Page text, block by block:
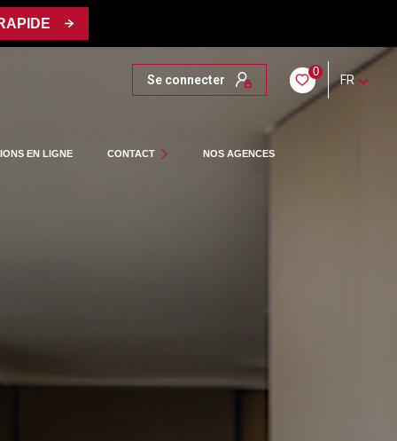
Se connecter
0
FR
EN LIGNE CONTACT
NOTRE ÉQUIPE NOS AGENCES